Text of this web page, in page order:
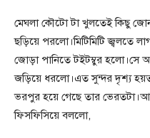
মেঘলা কৌটো টা খুলতেই কিছু
ছড়িয়ে পরলো।মিটিমিটি জ্বলতে
জোড়া পানিতে টইটম্বুর হলো।সে
জড়িয়ে ধরলো।এত সুন্দর দৃশ্য
ভরপুর হয়ে গেছে তার
ফিসফিসিয়ে বললো,